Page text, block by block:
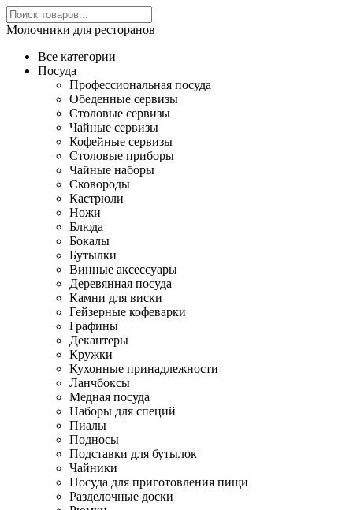
Молочники для ресторанов
Все категории
Посуда
Профессиональная посуда
Обеденные сервизы
Столовые сервизы
Чайные сервизы
Кофейные сервизы
Столовые приборы
Чайные наборы
Сковороды
Кастрюли
Ножи
Блюда
Бокалы
Бутылки
Винные аксессуары
Деревянная посуда
Камни для виски
Гейзерные кофеварки
Графины
Декантеры
Кружки
Кухонные принадлежности
Ланчбоксы
Медная посуда
Наборы для специй
Пиалы
Подносы
Подставки для бутылок
Чайники
Посуда для приготовления пищи
Разделочные доски